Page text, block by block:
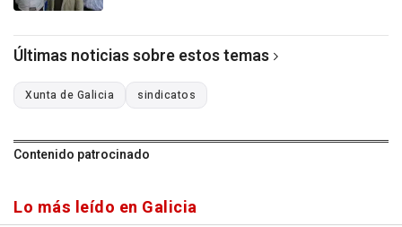
Últimas noticias sobre estos temas
Xunta de Galicia sindicatos
Contenido patrocinado
Lo más leído en Galicia